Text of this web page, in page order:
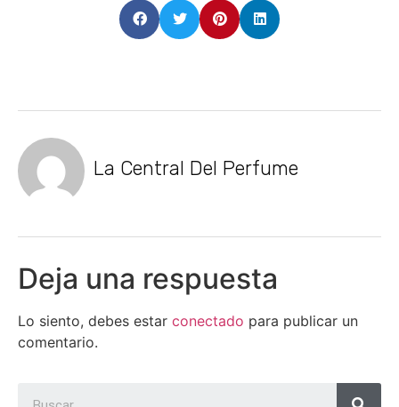
La Central Del Perfume
Deja una respuesta
Lo siento, debes estar conectado para publicar un
comentario.